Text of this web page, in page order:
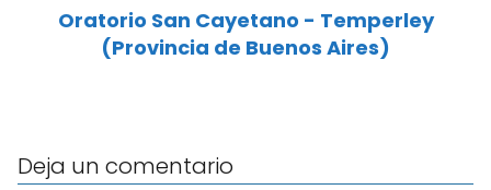
Oratorio San Cayetano - Temperley
(Provincia de Buenos Aires)
Deja un comentario